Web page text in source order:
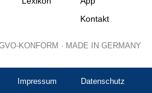
Kontakt
KONFORM · MADE IN GERMANY
Impressum Datenschutz